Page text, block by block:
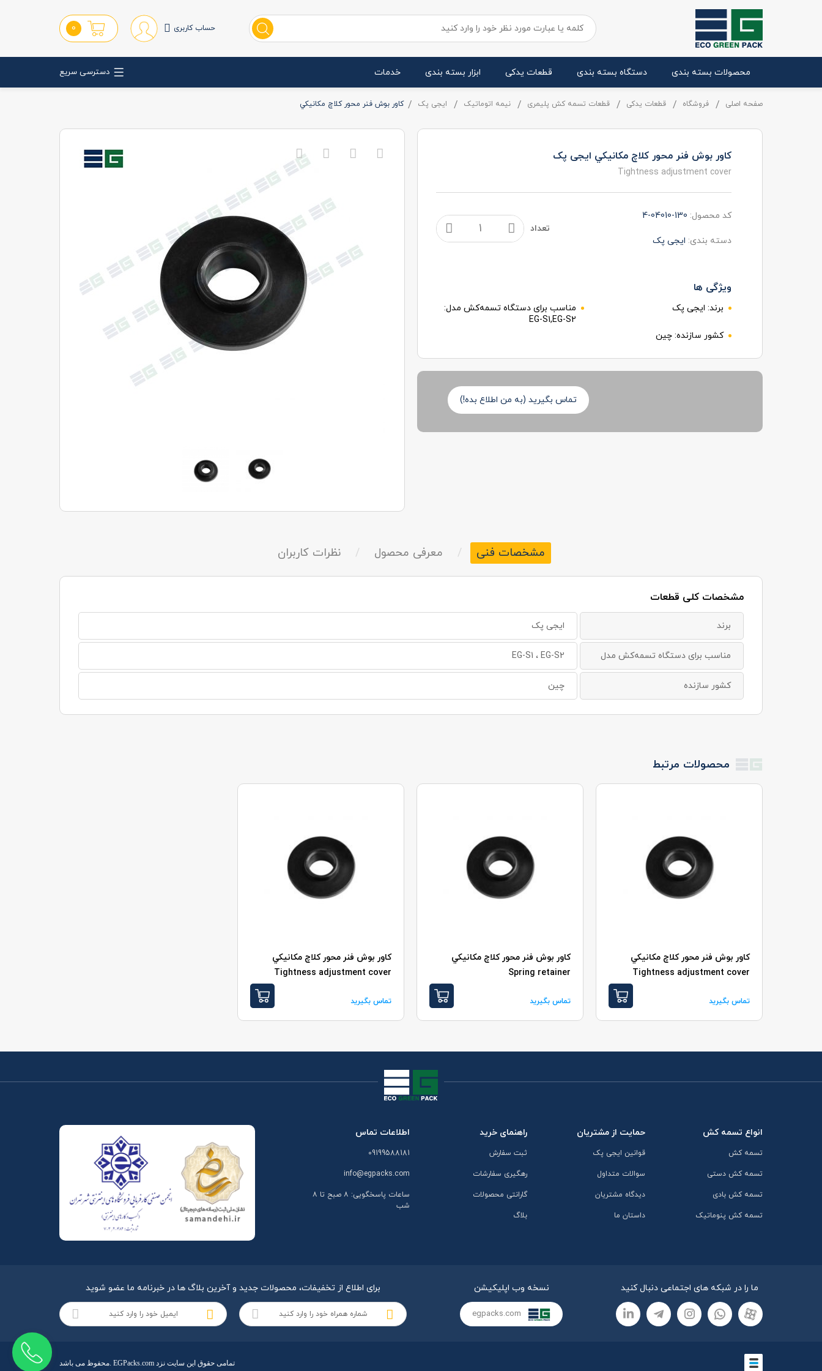
حساب کاربری 0
محصولات بسته بندی دستگاه بسته بندی قطعات یدکی ابزار بسته بندی خدمات دسترسی سریع
صفحه اصلی فروشگاه قطعات یدکی قطعات تسمه کش پلیمری نیمه اتوماتیک ایجی پک کاور بوش فنر محور کلاچ مکانيکي
کاور بوش فنر محور کلاچ مکانيکي ایجی پک
Tightness adjustment cover
کد محصول: 4-04010-130
دسته بندی: ایجی پک
تعداد
ویژگی ها
برند: ایجی پک
مناسب برای دستگاه تسمه‌کش مدل:
EG-S1,EG-S2
کشور سازنده: چین
تماس بگیرید (به من اطلاع بده!)
مشخصات فنی / معرفی محصول / نظرات کاربران
مشخصات کلی قطعات
برند ایجی پک
مناسب برای دستگاه تسمه‌کش مدل EG-S1 ، EG-S2
کشور سازنده چین
محصولات مرتبط
کاور بوش فنر محور کلاچ مکانيکي
Tightness adjustment cover
تماس بگیرید
کاور بوش فنر محور کلاچ مکانيکي
Spring retainer
تماس بگیرید
کاور بوش فنر محور کلاچ مکانيکي
Tightness adjustment cover
تماس بگیرید
انواع تسمه کش
تسمه کش
تسمه کش دستی
تسمه کش بادی
تسمه کش پنوماتیک
حمایت از مشتریان
قوانین ایجی پک
سوالات متداول
دیدگاه مشتریان
داستان ما
راهنمای خرید
ثبت سفارش
رهگیری سفارشات
گارانتی محصولات
بلاگ
اطلاعات تماس
09199588181
info@egpacks.com
ساعات پاسخگویی: ۸ صبح تا ۸
شب
ما را در شبکه های اجتماعی دنبال کنید نسخه وب اپلیکیشن برای اطلاع از تخفیفات، محصولات جدید و آخرین بلاگ ها در خبرنامه ما عضو شوید
محفوظ می باشد. EGPacks.com تمامی حقوق این سایت نزد